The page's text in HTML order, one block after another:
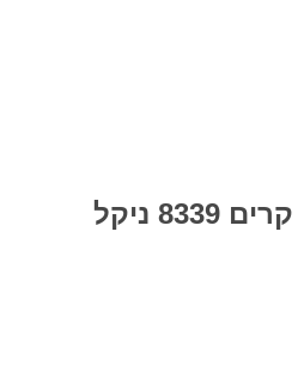
ניקל